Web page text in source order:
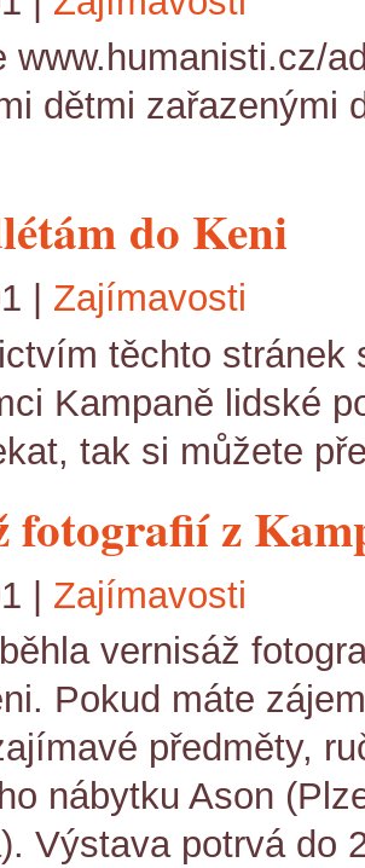
www.humanisti.cz/
dětmi zařazenými
do Keni
| Zajímavosti
těchto
Kampaně lidské
tak si můžete
fotografií z
| Zajímavosti
vernisáž
Pokud máte
předměty,
nábytku Ason
Výstava potrvá do